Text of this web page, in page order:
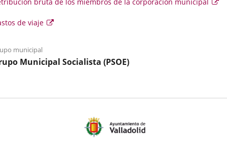
de viaje
Enlace
externa.
municipal
Municipal Socialista (PSOE)